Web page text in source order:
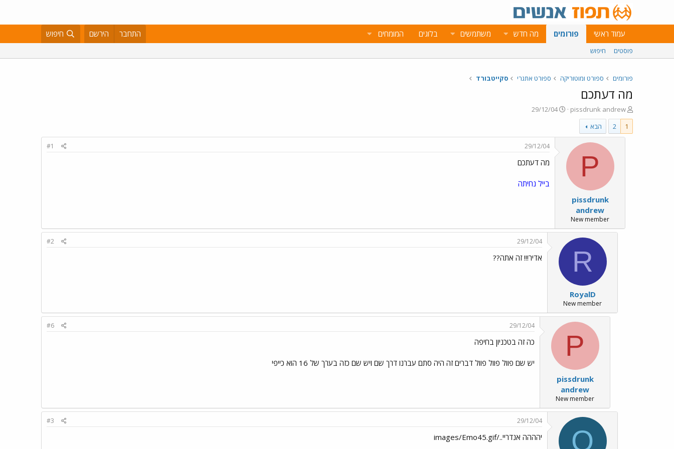
עמוד ראשי פורומים מה חדש משתמשים בלוגים המומחים התחבר הירשם חיפוש
פוסטים חיפוש
פורומים ספורט ומוטוריקה ספורט אתגרי סקייטבורד
מה דעתכם
פ
ו
ת
ח
pissdrunk andrew
פ
ס
ב
29/12/04
1
2 הבא
P
pissdrunk
andrew
New member
29/12/04
#1
מה דעתכם
בייל נחיתה
R
RoyalD
New member
29/12/04
#2
אדיר!!! זה אתה??
P
pissdrunk
andrew
New member
29/12/04
#6
כה זה בטכניון בחיפה
יש שם פוול פוול פוול דברים זה היה סתם עברנו דרך שם ויש שם כזה בערך של 16 הוא כייפי
O
29/12/04
#3
יהההה אנדריי../images/Emo45.gif